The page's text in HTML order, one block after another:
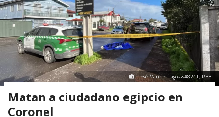
José Manuel Lagos &#8211; RBB
Matan a ciudadano egipcio en
Coronel